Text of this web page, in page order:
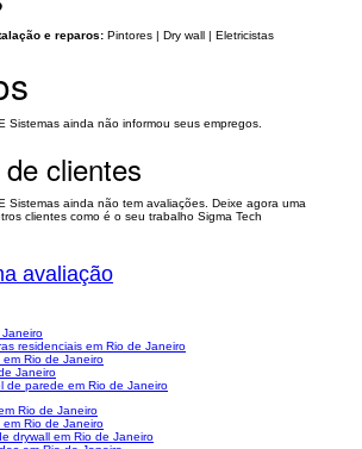
e reparos: Pintores | Dry wall | Eletricistas
Sistemas ainda não informou seus empregos.
clientes
Sistemas ainda não tem avaliações. Deixe agora uma
clientes como é o seu trabalho Sigma Tech
avaliação
residenciais em Rio de Janeiro
Rio de Janeiro
Janeiro
de parede em Rio de Janeiro
Rio de Janeiro
Rio de Janeiro
drywall em Rio de Janeiro